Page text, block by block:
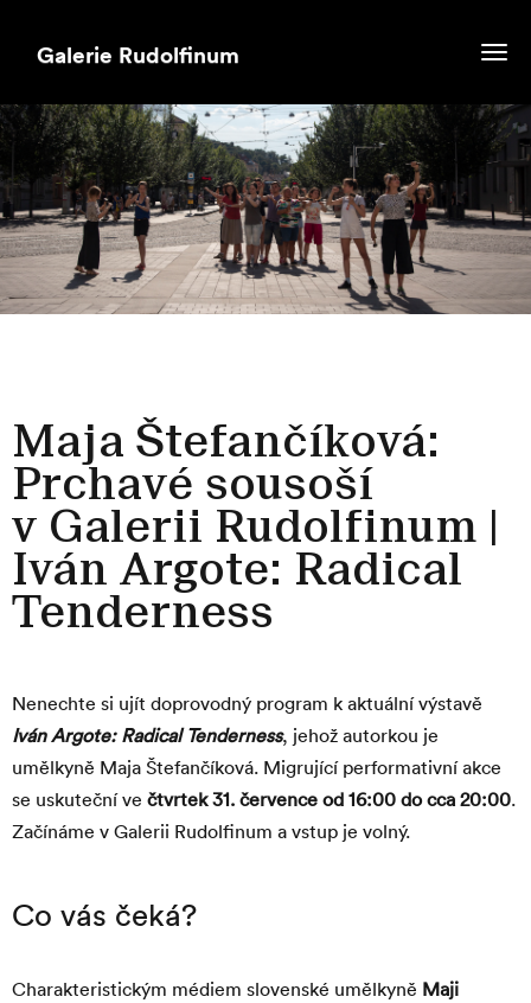
Maja Štefančíková:
Prchavé sousoší
v Galerii Rudolfinum |
Iván Argote: Radical
Tenderness
Nenechte si ujít doprovodný program k aktuální výstavě
Iván Argote: Radical Tenderness, jehož autorkou je
umělkyně Maja Štefančíková. Migrující performativní akce
se uskuteční ve čtvrtek 31. července od 16:00 do cca 20:00.
Začínáme v Galerii Rudolfinum a vstup je volný.
Co vás čeká?
Charakteristickým médiem slovenské umělkyně Maji